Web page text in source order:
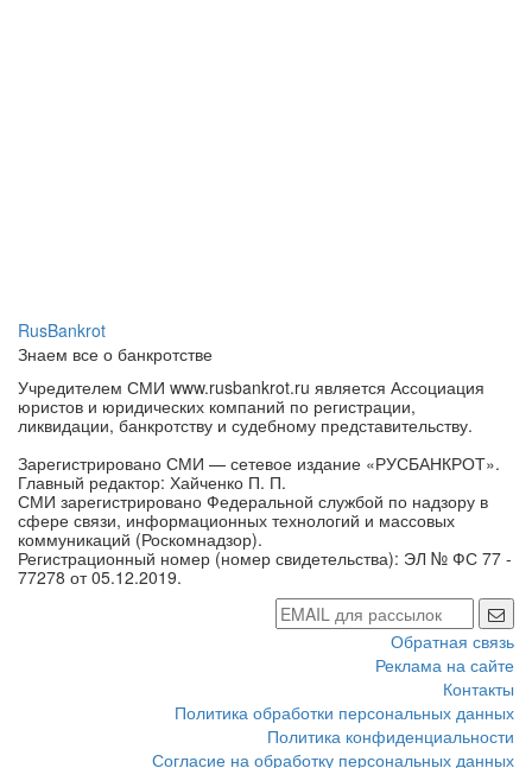
RusBankrot
Знаем все о банкротстве
Учредителем СМИ www.rusbankrot.ru является Ассоциация
юристов и юридических компаний по регистрации,
ликвидации, банкротству и судебному представительству.
Зарегистрировано СМИ — сетевое издание «РУСБАНКРОТ».
Главный редактор: Хайченко П. П.
СМИ зарегистрировано Федеральной службой по надзору в
сфере связи, информационных технологий и массовых
коммуникаций (Роскомнадзор).
Регистрационный номер (номер свидетельства): ЭЛ № ФС 77 -
77278 от 05.12.2019.
Обратная связь
Реклама на сайте
Контакты
Политика обработки персональных данных
Политика конфиденциальности
Согласие на обработку персональных данных